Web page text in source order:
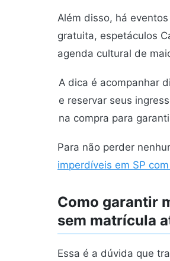
Além disso, há
gratuita, espetáculos
agenda cultural de
A dica é acompanhar
e reservar seus
na compra para
Para não perder
imperdíveis em SP
Como garantir
sem matrícula
Essa é a dúvida que